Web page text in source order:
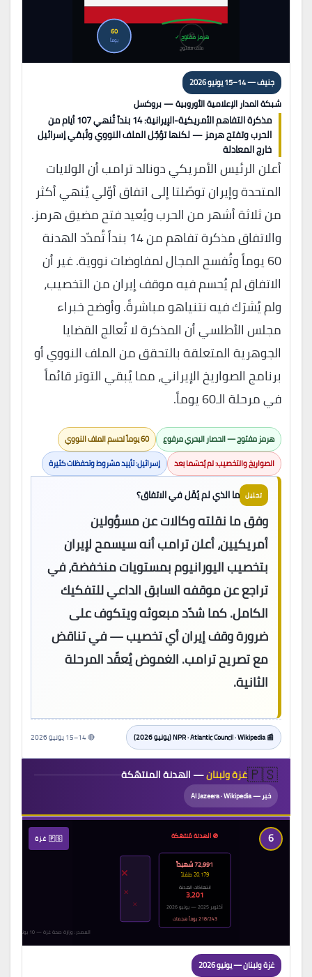
60
يوماً هرمز مفتوح ✓
☢
ملف مفتوح
جنيف — 14–15 يونيو 2026
شبكة المدار الإعلامية الأوروبية — بروكسل
مذكرة التفاهم الأمريكية-الإيرانية: 14 بنداً تُنهي 107 أيام من
الحرب وتفتح هرمز — لكنها تؤجّل الملف النووي وتُبقي إسرائيل
خارج المعادلة
أعلن الرئيس الأمريكي دونالد ترامب أن الولايات
المتحدة وإيران توصّلتا إلى اتفاق أوّلي يُنهي أكثر
من ثلاثة أشهر من الحرب ويُعيد فتح مضيق هرمز.
والاتفاق مذكرة تفاهم من 14 بنداً تُمدّد الهدنة
60 يوماً وتُفسح المجال لمفاوضات نووية. غير أن
الاتفاق لم يُحسم فيه موقف إيران من التخصيب،
ولم يُشرَك فيه نتنياهو مباشرةً. وأوضح خبراء
مجلس الأطلسي أن المذكرة لا تُعالج القضايا
الجوهرية المتعلقة بالتحقق من الملف النووي أو
برنامج الصواريخ الإيراني، مما يُبقي التوتر قائماً
في مرحلة الـ60 يوماً.
هرمز مفتوح — الحصار البحري مرفوع
60 يوماً لحسم الملف النووي
الصواريخ والتخصيب: لم يُحسَما بعد
إسرائيل: تأييد مشروط وتحفظات كثيرة
تحليل ما الذي لم يُقَل في الاتفاق؟
وفق ما نقلته وكالات عن مسؤولين
أمريكيين، أعلن ترامب أنه سيسمح لإيران
بتخصيب اليورانيوم بمستويات منخفضة، في
تراجع عن موقفه السابق الداعي للتفكيك
الكامل. كما شدّد مبعوثه ويتكوف على
ضرورة وقف إيران أي تخصيب — في تناقض
مع تصريح ترامب. الغموض يُعقّد المرحلة
الثانية.
📰 NPR · Atlantic Council · Wikipedia (يونيو 2026) 🔴 14–15 يونيو 2026
🇵🇸غزة ولبنان— الهدنة المنتهَكة
خبر — Al Jazeera · Wikipedia
✕
✕
✕
72,991 شهيداً
20,179 طفلاً
انتهاكات الهدنة
3,201
أكتوبر 2025 — يونيو 2026
218/243 يوماً هجمات
🚫 الهدنة مُنتهَكة
المصدر: وزارة صحة غزة — 10 يونيو 2026
6 🇵🇸 غزة
غزة ولبنان — يونيو 2026